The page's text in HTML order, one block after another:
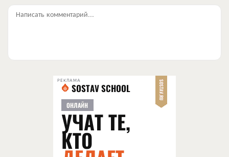
Написать комментарий...
РЕКЛАМА